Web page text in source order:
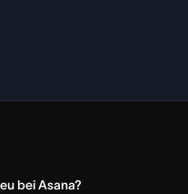
bei Asana?